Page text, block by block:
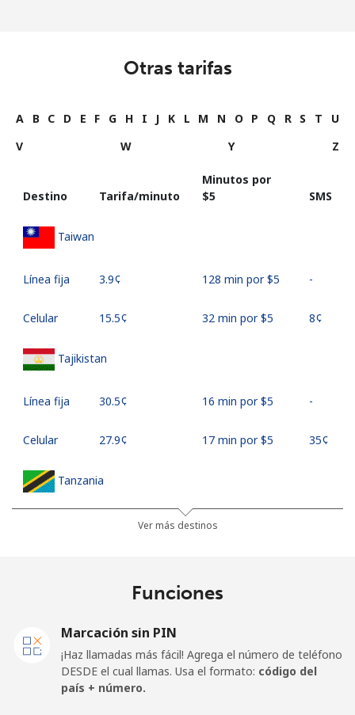
Otras tarifas
A B C D E F G H I J K L M N O P Q R S T
U
V
W Y Z
Destino Tarifa/minuto
Minutos por
⁦$5⁩
SMS
Taiwan
Línea fija ⁦3.9¢⁩ 128 min por ⁦$5⁩ -
Celular ⁦15.5¢⁩ 32 min por ⁦$5⁩ ⁦8¢⁩
Tajikistan
Línea fija ⁦30.5¢⁩ 16 min por ⁦$5⁩ -
Celular ⁦27.9¢⁩ 17 min por ⁦$5⁩ ⁦35¢⁩
Tanzania
13 min por ⁦$5⁩
Línea fija
⁦3.9¢⁩
Ver más destinos
Funciones
Marcación sin PIN
¡Haz llamadas más fácil! Agrega el número de teléfono
DESDE el cual llamas. Usa el formato: código del
país + número.